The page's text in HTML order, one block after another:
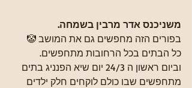
משניכנס אדר מרבין בשמחה.
בפורים הזה מחפשים גם את המושב 🤡
כל הבתים בכל הרחובות מתחפשים.
וביום ראשון ה 24/3 יום שיא הפנניג בתים
מתחפשים שבו כולם לוקחים חלק ילדים